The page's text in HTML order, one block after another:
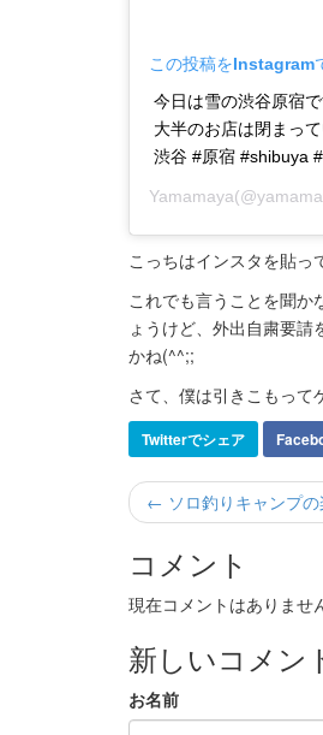
この投稿をInstagram
今日は雪の渋谷原宿
大半のお店は閉まっ
渋谷 #原宿 #shibuya
Yamamaya
こっちはインスタを貼っ
これでも言うことを聞か
ょうけど、外出自粛要
かね(^^;;
さて、僕は引きこもって
Twitterでシェア
← ソロ釣りキャンプの
コメント
現在コメントはありませ
新しいコメン
お名前